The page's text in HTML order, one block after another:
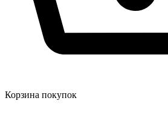
Корзина покупок